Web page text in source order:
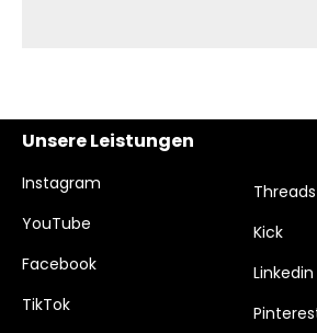
Unsere Leistungen
Instagram
YouTube
Facebook
TikTok
Threads
Kick
Linkedin